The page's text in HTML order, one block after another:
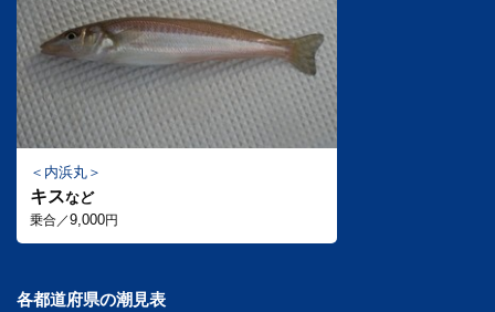
内浜丸
キスなど
乗合／9,000円
各都道府県の潮見表